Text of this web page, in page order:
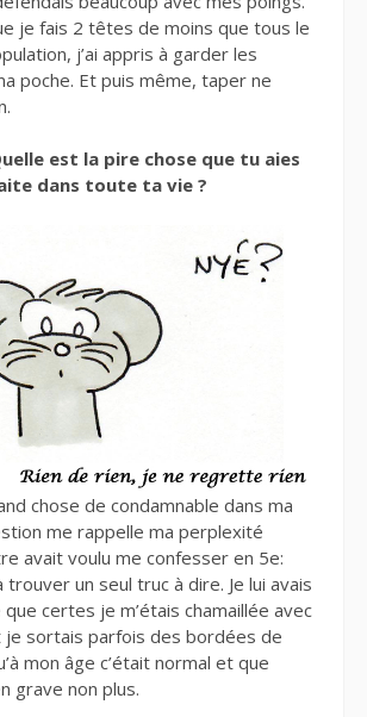
je fais 2 têtes de moins que tous le
j’ai appris à garder les
poche. Et puis même, taper ne
est la pire chose que tu aies
dans toute ta vie ?
chose de condamnable dans ma
me rappelle ma perplexité
avait voulu me confesser en 5e:
trouver un seul truc à dire. Je lui avais
certes je m’étais chamaillée avec
sortais parfois des bordées de
mon âge c’était normal et que
grave non plus.